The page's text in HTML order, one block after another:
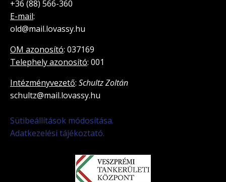
+36 (88) 566-360
E-mail:
old@mail.lovassy.hu
OM azonosító: 037169
Telephely azonosító: 001
Intézményvezető: Schultz Zoltán
schultz@mail.lovassy.hu
Sütibeállítások módosítása.
Adatkezelési tájékoztató.